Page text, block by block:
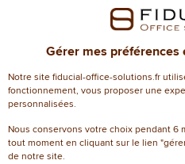
220g - Fiducial
Référence :
Gérer mes préférences
Notre site fiducial-office-solutions.fr
fonctionnement, vous proposer une
personnalisées.
Nous conservons votre choix pendant 6
tout moment en cliquant sur le lien
de notre site.